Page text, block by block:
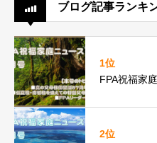
ブログ記事ランキ
1位
FPA祝福家
2位